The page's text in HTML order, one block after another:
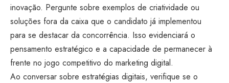
inovação. Pergunte sobre exemplos de criatividade ou
soluções fora da caixa que o candidato já implementou
para se destacar da concorrência. Isso evidenciará o
pensamento estratégico e a capacidade de permanecer à
frente no jogo competitivo do marketing digital.
Ao conversar sobre estratégias digitais, verifique se o